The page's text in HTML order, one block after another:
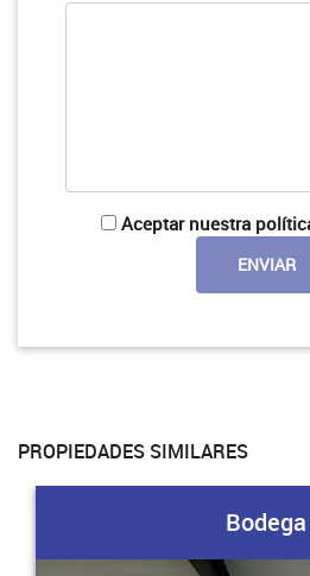
Aceptar nuestra
PROPIEDADES SIMILARES
Bodega